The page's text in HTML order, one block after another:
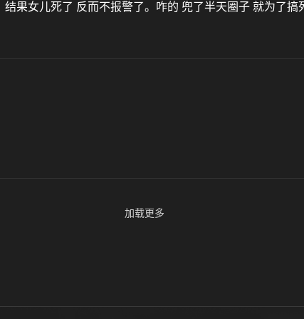
果女儿死了 反而不报警了。咋的 兜了半天圈子 就为了搞
加载更多